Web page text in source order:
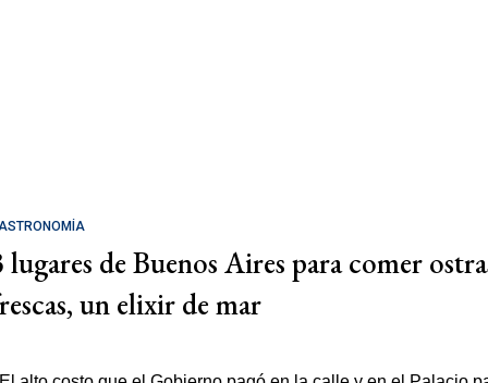
lugares de Buenos Aires para comer
un elixir de mar